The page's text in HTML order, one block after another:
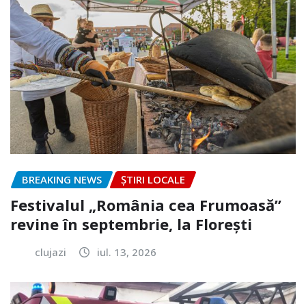
BREAKING NEWS ȘTIRI LOCALE
Festivalul „România cea Frumoasă”
revine în septembrie, la Florești
clujazi iul. 13, 2026